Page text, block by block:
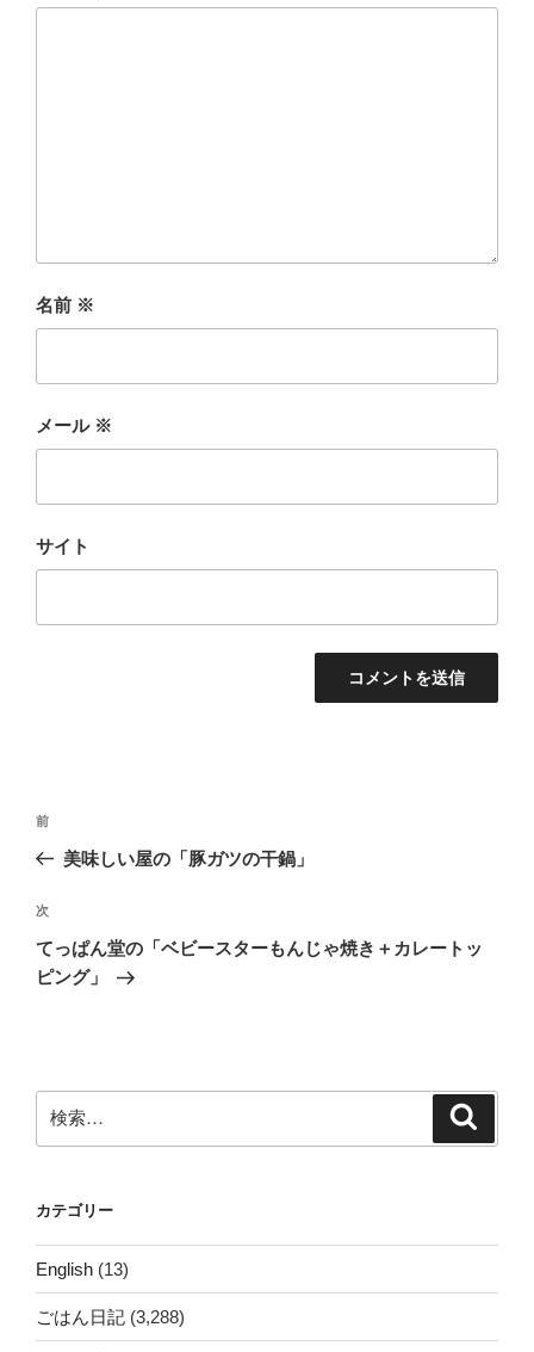
名前 ※
メール ※
サイト
投
ビ
ゲ
ー
前
の
稿
前
美味しい屋の「豚ガツの干鍋」
次
の
投
次
てっぱん堂の「ベビースターもんじゃ焼き＋カレートッ
ピング」
索:
カテゴリー
English (13)
ごはん日記 (3,288)